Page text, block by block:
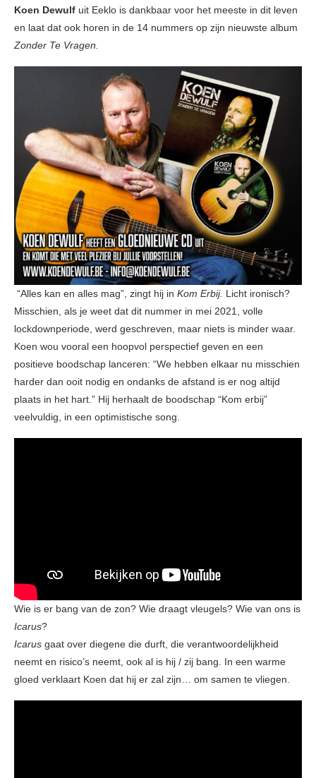
Koen Dewulf uit Eeklo is dankbaar voor het meeste in dit leven
en laat dat ook horen in de 14 nummers op zijn nieuwste album
Zonder Te Vragen.
“Alles kan en alles mag”, zingt hij in Kom Erbij. Licht ironisch?
Misschien, als je weet dat dit nummer in mei 2021, volle
lockdownperiode, werd geschreven, maar niets is minder waar.
Koen wou vooral een hoopvol perspectief geven en een
positieve boodschap lanceren: “We hebben elkaar nu misschien
harder dan ooit nodig en ondanks de afstand is er nog altijd
plaats in het hart.” Hij herhaalt de boodschap “Kom erbij”
veelvuldig, in een optimistische song.
Wie is er bang van de zon? Wie draagt vleugels? Wie van ons is
Icarus?
Icarus gaat over diegene die durft, die verantwoordelijkheid
neemt en risico’s neemt, ook al is hij / zij bang. In een warme
gloed verklaart Koen dat hij er zal zijn… om samen te vliegen.